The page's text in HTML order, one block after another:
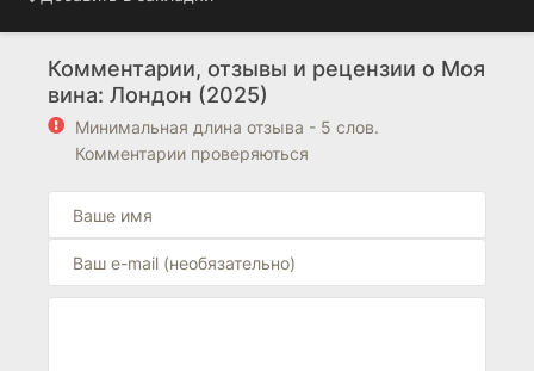
Комментарии, отзывы и рецензии о Моя
вина: Лондон (2025)
Минимальная длина отзыва - 5 слов.
Комментарии проверяються